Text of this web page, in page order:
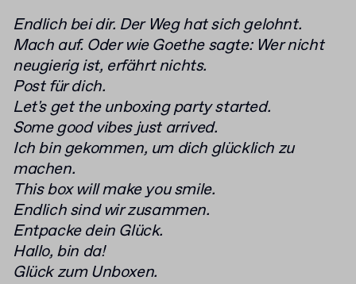
Endlich bei dir. Der Weg hat sich gelohnt.
Mach auf. Oder wie Goethe sagte: Wer nicht
neugierig ist, erfährt nichts.
Post für dich.
Let's get the unboxing party started.
Some good vibes just arrived.
Ich bin gekommen, um dich glücklich zu
machen.
This box will make you smile.
Endlich sind wir zusammen.
Entpacke dein Glück.
Hallo, bin da!
Glück zum Unboxen.